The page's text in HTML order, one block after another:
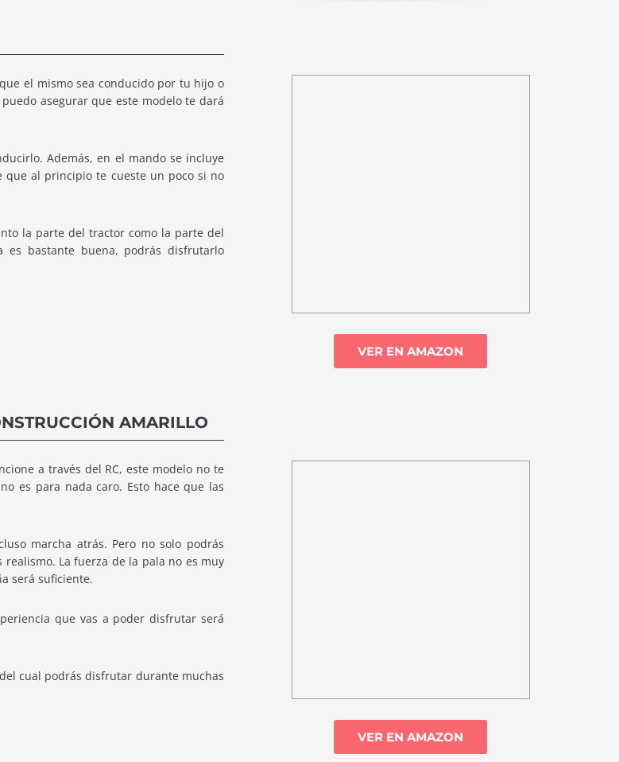
VER EN AMAZON
el mismo sea conducido por tu hijo o
asegurar que este modelo te dará
Además, en el mando se incluye
que al principio te cueste un poco si no
la parte del tractor como la parte del
es bastante buena, podrás disfrutarlo
AMARILLO
VER EN AMAZON
a través del RC, este modelo no te
es para nada caro. Esto hace que las
marcha atrás. Pero no solo podrás
La fuerza de la pala no es muy
será suficiente.
que vas a poder disfrutar será
cual podrás disfrutar durante muchas